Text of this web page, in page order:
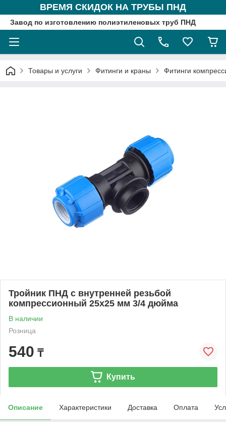
ВРЕМЯ СКИДОК НА ТРУБЫ ПНД
Завод по изготовлению полиэтиленовых труб ПНД
Товары и услуги Фитинги и краны Фитинги
Тройник ПНД с внутренней резьбой
компрессионный 25x25 мм 3/4 дюйма
В наличии
Розница
540 ₸
Купить
Описание Характеристики Доставка Оплата